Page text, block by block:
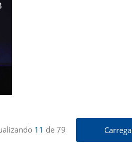
11 de 79